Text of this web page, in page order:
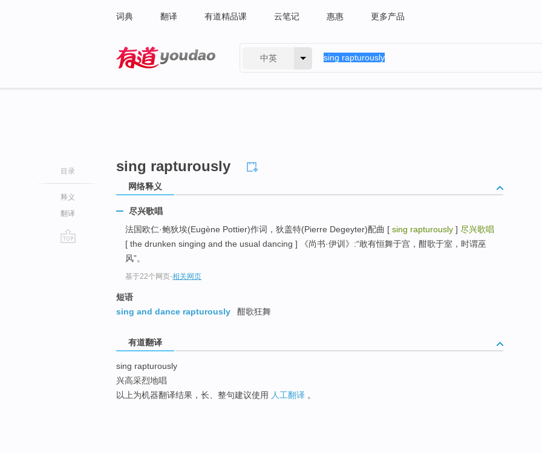
词典 翻译 有道精品课 云笔记 惠惠 更多产品
中英
目录
释义
翻译
sing rapturously
网络释义
尽兴歌唱
法国欧仁·鲍狄埃(Eugène Pottier)作词，狄盖特(Pierre Degeyter)配曲 [ sing rapturously ] 尽兴歌唱
[ the drunken singing and the usual dancing ] 《尚书·伊训》:“敢有恒舞于宫，酣歌于室，时谓巫
风”。
基于22个网页-相关网页
短语
sing and dance rapturously
酣歌狂舞
有道翻译
sing rapturously
兴高采烈地唱
以上为机器翻译结果，长、整句建议使用 人工翻译 。